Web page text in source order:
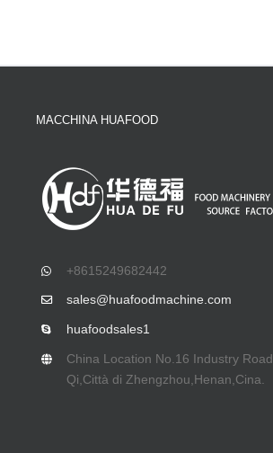
MACCHINA HUAFOOD
+8615249682442
sales@huafoodmachine.com
huafoodsales1
China Location No.16 Industry Road
Qi,Città di Zhengzhou,Henan,Cina.